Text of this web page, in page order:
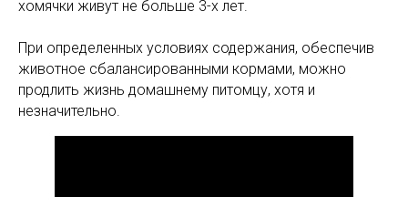
хомячки живут не больше 3-х лет.
При определенных условиях содержания, обеспечив
животное сбалансированными кормами, можно
продлить жизнь домашнему питомцу, хотя и
незначительно.